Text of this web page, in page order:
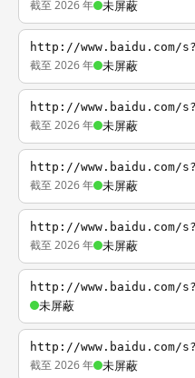
截至 2026 年 未屏蔽
http://www.baidu.com/
截至 2026 年 未屏蔽
http://www.baidu.com/
截至 2026 年 未屏蔽
http://www.baidu.com/
截至 2026 年 未屏蔽
http://www.baidu.com/
截至 2026 年 未屏蔽
http://www.baidu.com/
未屏蔽
http://www.baidu.com/
截至 2026 年 未屏蔽